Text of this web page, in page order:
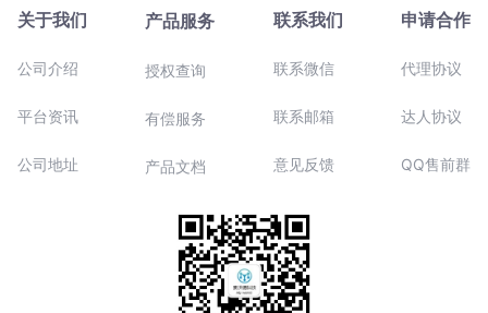
关于我们
公司介绍
平台资讯
公司地址
产品服务
授权查询
有偿服务
产品文档
联系我们
联系微信
联系邮箱
意见反馈
申请合作
代理协议
达人协议
QQ售前群